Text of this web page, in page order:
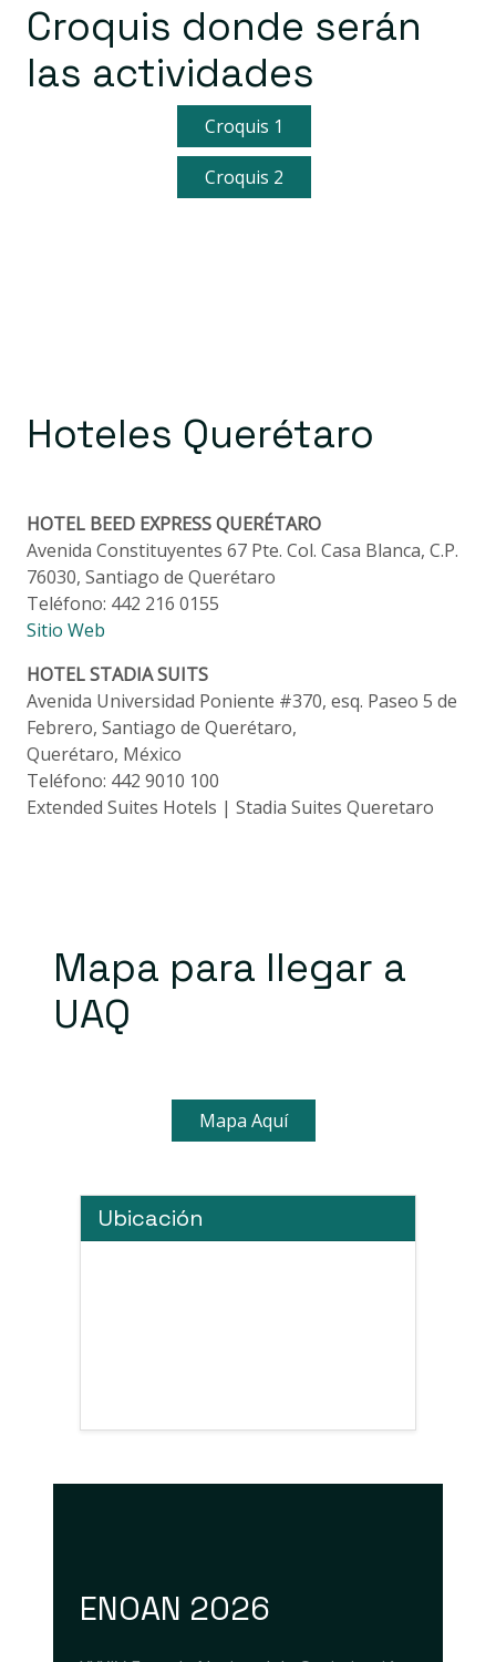
Croquis donde serán
las actividades
Croquis 1
Croquis 2
Hoteles Querétaro
HOTEL BEED EXPRESS QUERÉTARO
Avenida Constituyentes 67 Pte. Col. Casa Blanca, C.P.
76030, Santiago de Querétaro
Teléfono: 442 216 0155
Sitio Web
HOTEL STADIA SUITS
Avenida Universidad Poniente #370, esq. Paseo 5 de
Febrero, Santiago de Querétaro,
Querétaro, México
Teléfono: 442 9010 100
Extended Suites Hotels | Stadia Suites Queretaro
Mapa para llegar a
UAQ
Mapa Aquí
Ubicación
ENOAN 2026